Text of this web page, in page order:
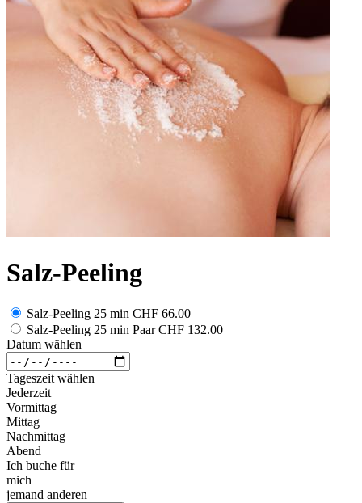
Salz-Peeling
Salz-Peeling 25 min CHF 66.00
Salz-Peeling 25 min Paar CHF 132.00
Datum wählen
Tageszeit wählen
Jederzeit
Vormittag
Mittag
Nachmittag
Abend
Ich buche für
mich
jemand anderen